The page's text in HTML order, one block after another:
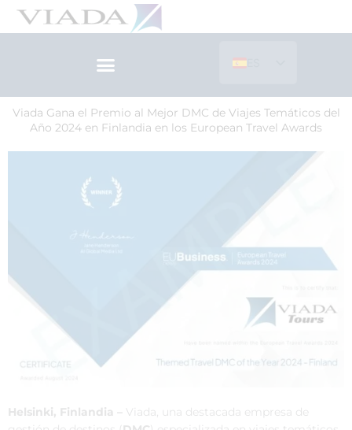
ES
Viada Gana el Premio al Mejor DMC de Viajes Temáticos del
Año 2024 en Finlandia en los European Travel Awards
Helsinki, Finlandia –
Viada, una destacada empresa de